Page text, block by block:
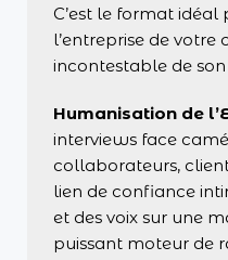
C’est le format
l’entreprise de votre
incontestable de son
Humanisation de
interviews face
collaborateurs,
lien de confiance
et des voix sur une
puissant moteur de